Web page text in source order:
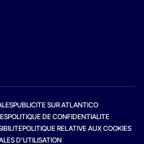
PUBLICITE SUR ATLANTICO
POLITIQUE DE CONFIDENTIALITE
POLITIQUE RELATIVE AUX COOKIES
D’UTILISATION